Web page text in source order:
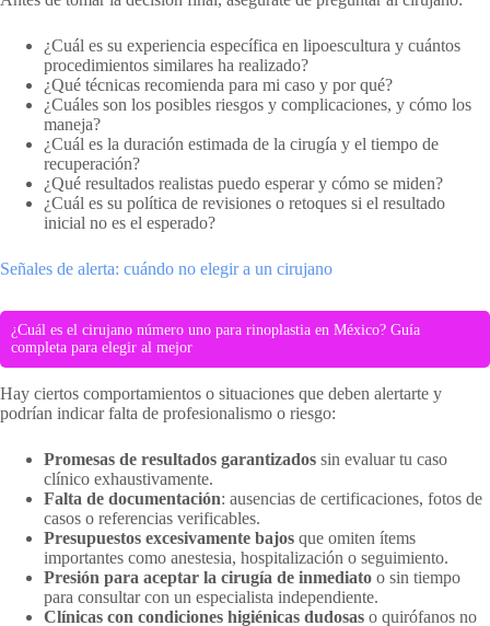
¿Cuál es su experiencia específica en lipoescultura y cuántos
procedimientos similares ha realizado?
¿Qué técnicas recomienda para mi caso y por qué?
¿Cuáles son los posibles riesgos y complicaciones, y cómo los
maneja?
¿Cuál es la duración estimada de la cirugía y el tiempo de
recuperación?
¿Qué resultados realistas puedo esperar y cómo se miden?
¿Cuál es su política de revisiones o retoques si el resultado
inicial no es el esperado?
Señales de alerta: cuándo no elegir a un cirujano
¿Cuál es el cirujano número uno para rinoplastia en México? Guía
completa para elegir al mejor
Hay ciertos comportamientos o situaciones que deben alertarte y
podrían indicar falta de profesionalismo o riesgo:
Promesas de resultados garantizados sin evaluar tu caso
clínico exhaustivamente.
Falta de documentación: ausencias de certificaciones, fotos de
casos o referencias verificables.
Presupuestos excesivamente bajos que omiten ítems
importantes como anestesia, hospitalización o seguimiento.
Presión para aceptar la cirugía de inmediato o sin tiempo
para consultar con un especialista independiente.
Clínicas con condiciones higiénicas dudosas o quirófanos no